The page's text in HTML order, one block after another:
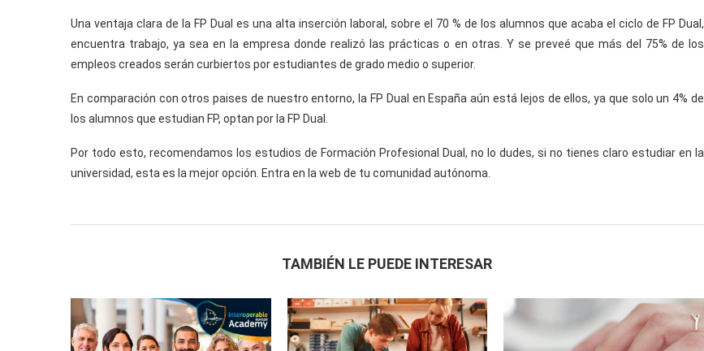
Una ventaja clara de la FP Dual es una alta inserción laboral, sobre el 70 % de los alumnos que acaba el ciclo de FP Dual,
encuentra trabajo, ya sea en la empresa donde realizó las prácticas o en otras. Y se preveé que más del 75% de los
empleos creados serán curbiertos por estudiantes de grado medio o superior.
En comparación con otros paises de nuestro entorno, la FP Dual en España aún está lejos de ellos, ya que solo un 4% de
los alumnos que estudian FP, optan por la FP Dual.
Por todo esto, recomendamos los estudios de Formación Profesional Dual, no lo dudes, si no tienes claro estudiar en la
universidad, esta es la mejor opción. Entra en la web de tu comunidad autónoma.
TAMBIÉN LE PUEDE INTERESAR